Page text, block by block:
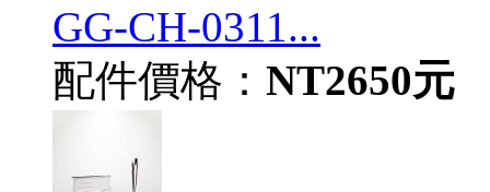
GG-CH-0311...
配件價格： NT2650元